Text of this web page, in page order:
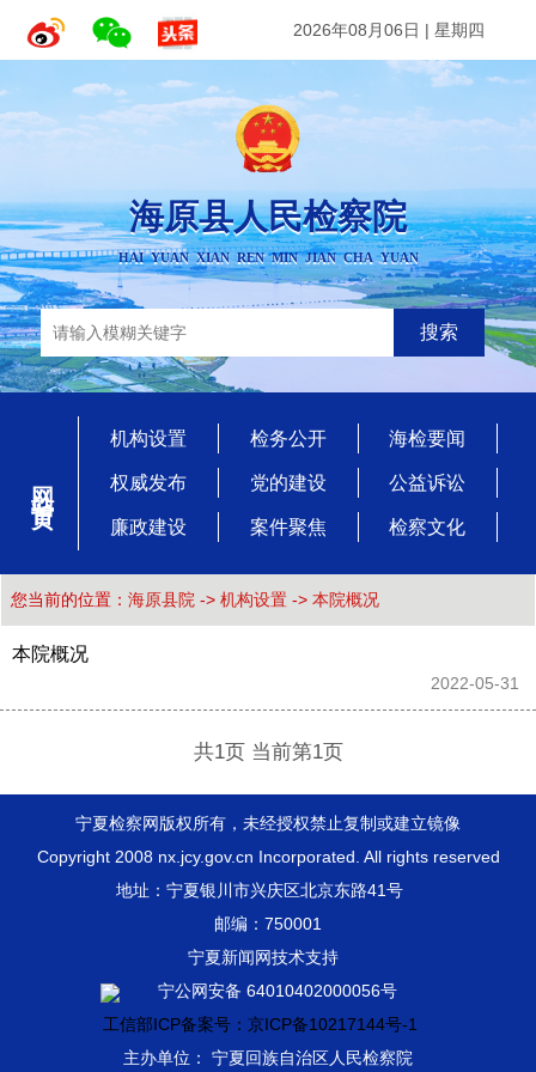
2026年08月06日 | 星期四
海原县人民检察院
HAI YUAN XIAN REN MIN JIAN CHA YUAN
搜索
网站首页
机构设置 检务公开 海检要闻
权威发布 党的建设 公益诉讼
廉政建设 案件聚焦 检察文化
您当前的位置： 海原县院 -> 机构设置-> 本院概况
本院概况
2022-05-31
共1页 当前第1页
宁夏检察网版权所有，未经授权禁止复制或建立镜像
Copyright 2008 nx.jcy.gov.cn Incorporated. All rights reserved
地址：宁夏银川市兴庆区北京东路41号
邮编：750001
宁夏新闻网技术支持
宁公网安备 64010402000056号
工信部ICP备案号：京ICP备10217144号-1
主办单位： 宁夏回族自治区人民检察院